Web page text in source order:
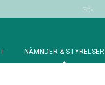
Sök
NÄMNDER & STYRELSER